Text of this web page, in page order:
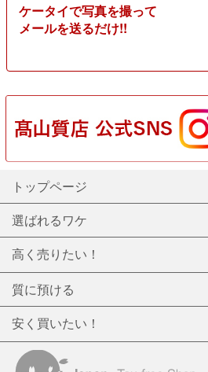
ケータイで写真を撮って
メールを送るだけ!!
トップページ
選ばれるワケ
高く売りたい！
質に預ける
安く買いたい！